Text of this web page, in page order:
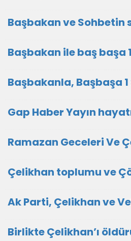
Başbakan ve Sohbetin
Başbakan ile baş başa 1
Başbakanla, Başbaşa
Gap Haber Yayın
Ramazan Geceleri Ve
Çelikhan toplumu ve
Ak Parti, Çelikhan ve
Birlikte Çelikhan’ı